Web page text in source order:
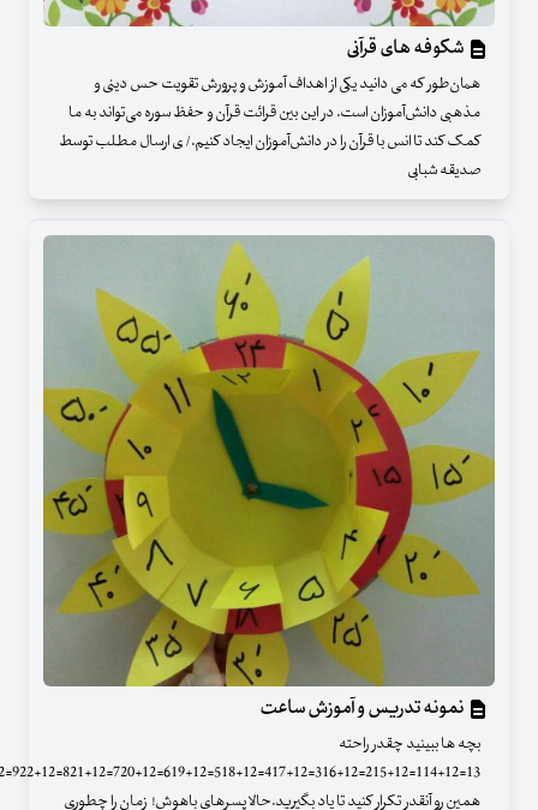
شکوفه های قرآنی
همان‌طور که می دانید یکی از اهداف آموزش و پرورش تقویت حس دینی و
مذهبی دانش‌آموزان است. در این بین قرائت قرآن و حفظ سوره می‌تواند به ما
کمک کند تا انس با قرآن را در دانش‌آموزان ایجاد کنیم./ ی ارسال مطلب توسط
صدیقه شبابی
نمونه تدریس و آموزش ساعت
بچه ها ببینید چقدر راحته
همین رو آنقدر تکرار کنید تا یاد بگیرید.حالا پسرهای باهوش! زمان را چطوری